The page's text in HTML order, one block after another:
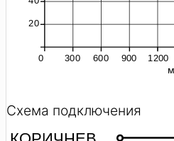
Схема подключения